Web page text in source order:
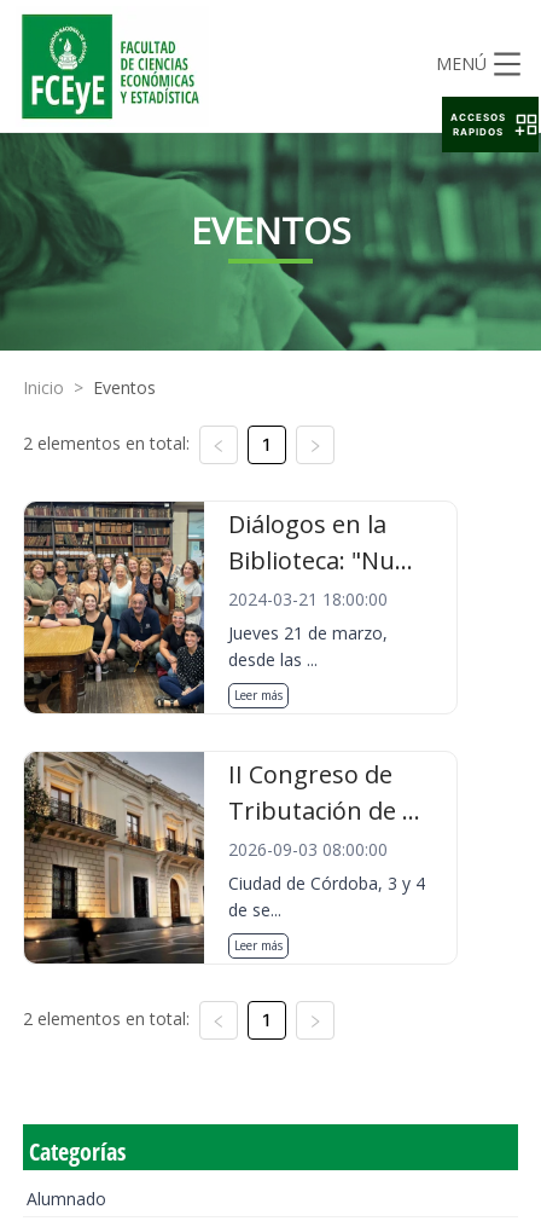
MENÚ
EVENTOS
Inicio > Eventos
2 elementos en total: 1
Diálogos en la
Biblioteca: "Nu...
2024-03-21 18:00:00
Jueves 21 de marzo,
desde las ...
Leer más
II Congreso de
Tributación de ...
2026-09-03 08:00:00
Ciudad de Córdoba, 3 y 4
de se...
Leer más
2 elementos en total: 1
Categorías
Alumnado
ACCESOS
RAPIDOS